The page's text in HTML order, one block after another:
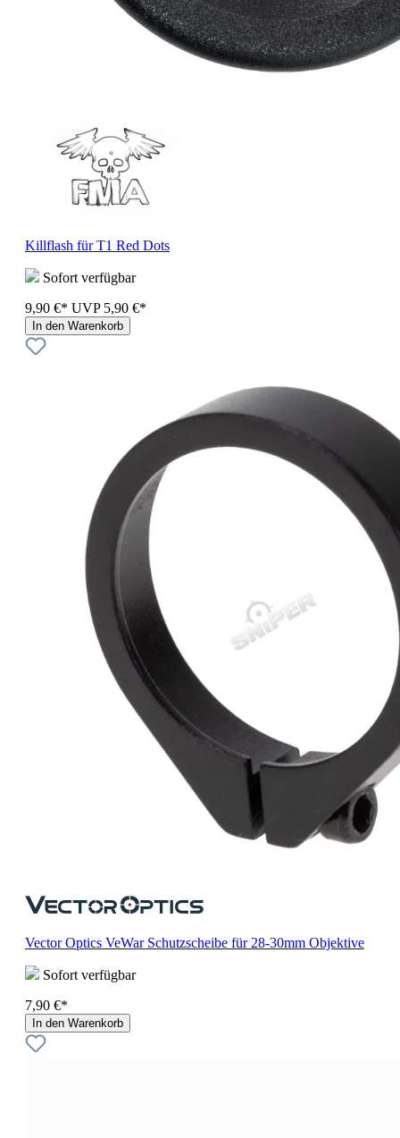
Killflash für T1 Red Dots
Sofort verfügbar
9,90 €* UVP 5,90 €*
In den Warenkorb
Vector Optics VeWar Schutzscheibe für 28-30mm Objektive
Sofort verfügbar
7,90 €*
In den Warenkorb